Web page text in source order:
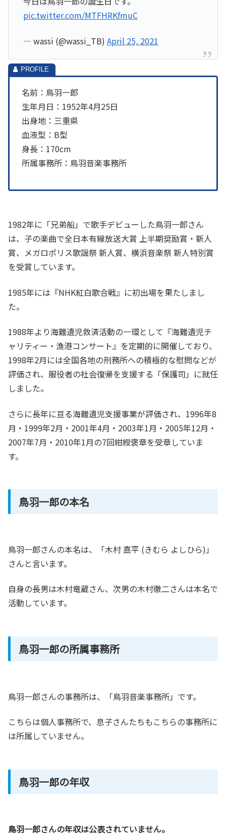
pic.twitter.com/MTFHRKfmuC
— wassi (@wassi_TB) April 25, 2021
名前：鳥羽一郎
生年月日：1952年4月25日
出身地：三重県
血液型：B型
身長：170cm
所属事務所：鳥羽音楽事務所
1982年に「兄弟船」で歌手デビューした鳥羽一郎さん
は、子の楽曲で全日本有線放送大賞 上半期奨励賞・新人
賞、メガロポリス歌謡祭 新人賞、横浜音楽祭 新人特別賞
を受賞しています。
1985年には『NHK紅白歌合戦』に初出場を果たしまし
た。
1988年より海難遺児救済活動の一環として『海難遺児チ
ャリティー・漁港コンサート』を定期的に開催しており、
1998年2月には全国各地の刑務所への積極的な慰問などが
評価され、服役者の社会復帰を支援する「保護司」に就任
しました。
さらに長年に亘る海難遺児支援事業が評価され、1996年8
月・1999年2月・2001年4月・2003年1月・2005年12月・
2007年7月・2010年1月の7回紺綬褒章を受章していま
す。
鳥羽一郎の本名
鳥羽一郎さんの本名は、「木村 嘉平 (きむら よしひら)」
さんと言います。
自身の長男は木村竜蔵さん、次男の木村徹二さんは本名で
活動しています。
鳥羽一郎の所属事務所
鳥羽一郎さんの事務所は、「鳥羽音楽事務所」です。
こちらは個人事務所で、息子さんたちもこちらの事務所に
は所属していません。
鳥羽一郎の年収
鳥羽一郎さんの年収は公表されていません。